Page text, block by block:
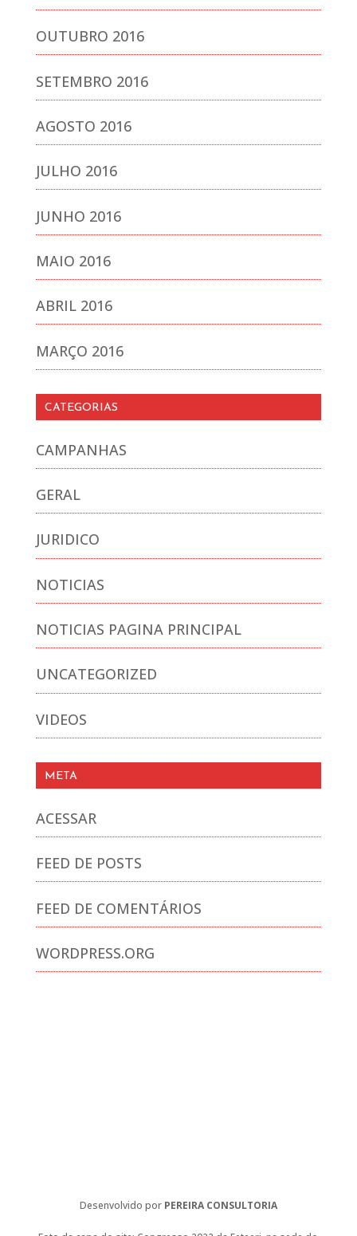
OUTUBRO 2016
SETEMBRO 2016
AGOSTO 2016
JULHO 2016
JUNHO 2016
MAIO 2016
ABRIL 2016
MARÇO 2016
CATEGORIAS
CAMPANHAS
GERAL
JURIDICO
NOTICIAS
NOTICIAS PAGINA PRINCIPAL
UNCATEGORIZED
VIDEOS
META
ACESSAR
FEED DE POSTS
FEED DE COMENTÁRIOS
WORDPRESS.ORG
Desenvolvido por PEREIRA CONSULTORIA